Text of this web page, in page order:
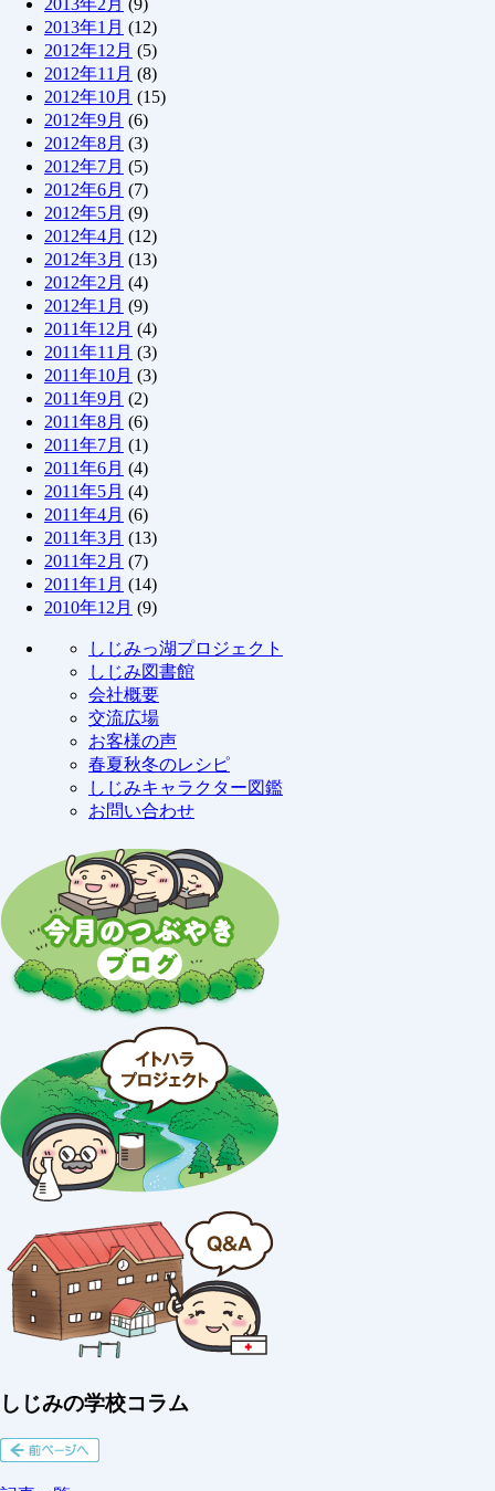
2013年2月 (9)
2013年1月 (12)
2012年12月 (5)
2012年11月 (8)
2012年10月 (15)
2012年9月 (6)
2012年8月 (3)
2012年7月 (5)
2012年6月 (7)
2012年5月 (9)
2012年4月 (12)
2012年3月 (13)
2012年2月 (4)
2012年1月 (9)
2011年12月 (4)
2011年11月 (3)
2011年10月 (3)
2011年9月 (2)
2011年8月 (6)
2011年7月 (1)
2011年6月 (4)
2011年5月 (4)
2011年4月 (6)
2011年3月 (13)
2011年2月 (7)
2011年1月 (14)
2010年12月 (9)
しじみっ湖プロジェクト
しじみ図書館
会社概要
交流広場
お客様の声
春夏秋冬のレシピ
しじみキャラクター図鑑
お問い合わせ
しじみの学校コラム